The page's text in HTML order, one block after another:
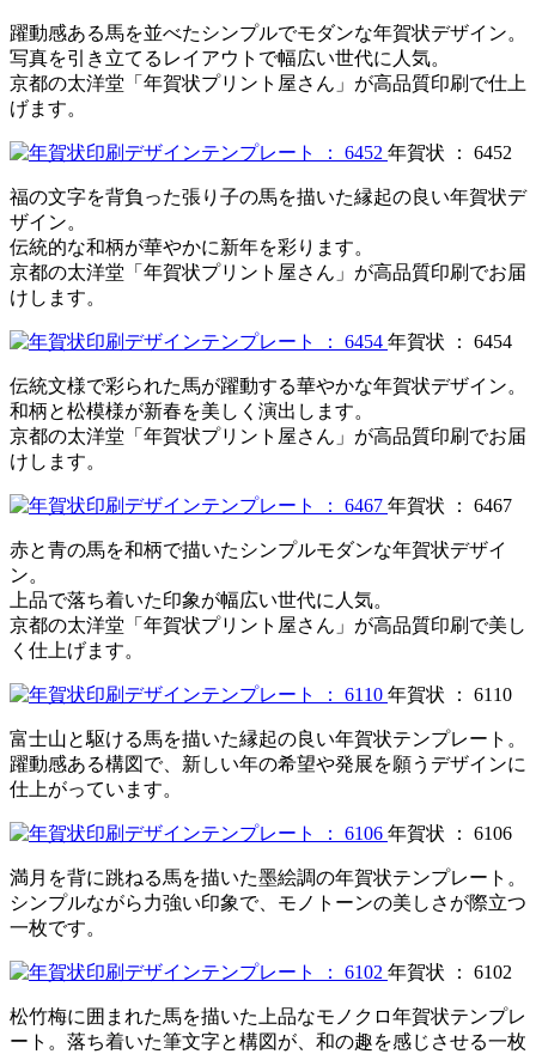
躍動感ある馬を並べたシンプルでモダンな年賀状デザイン。
写真を引き立てるレイアウトで幅広い世代に人気。
京都の太洋堂「年賀状プリント屋さん」が高品質印刷で仕上
げます。
年賀状 ： 6452
福の文字を背負った張り子の馬を描いた縁起の良い年賀状デ
ザイン。
伝統的な和柄が華やかに新年を彩ります。
京都の太洋堂「年賀状プリント屋さん」が高品質印刷でお届
けします。
年賀状 ： 6454
伝統文様で彩られた馬が躍動する華やかな年賀状デザイン。
和柄と松模様が新春を美しく演出します。
京都の太洋堂「年賀状プリント屋さん」が高品質印刷でお届
けします。
年賀状 ： 6467
赤と青の馬を和柄で描いたシンプルモダンな年賀状デザイ
ン。
上品で落ち着いた印象が幅広い世代に人気。
京都の太洋堂「年賀状プリント屋さん」が高品質印刷で美し
く仕上げます。
年賀状 ： 6110
富士山と駆ける馬を描いた縁起の良い年賀状テンプレート。
躍動感ある構図で、新しい年の希望や発展を願うデザインに
仕上がっています。
年賀状 ： 6106
満月を背に跳ねる馬を描いた墨絵調の年賀状テンプレート。
シンプルながら力強い印象で、モノトーンの美しさが際立つ
一枚です。
年賀状 ： 6102
松竹梅に囲まれた馬を描いた上品なモノクロ年賀状テンプレ
ート。落ち着いた筆文字と構図が、和の趣を感じさせる一枚